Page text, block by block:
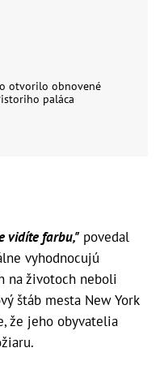
otvorilo obnovené
paláca
vidíte farbu," povedal
vyhodnocujú
na životoch neboli
štáb mesta New York
že jeho obyvatelia